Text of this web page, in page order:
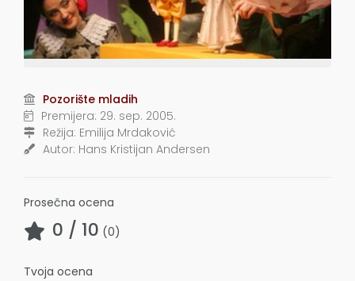
Pozorište mladih
Premijera: 29. sep. 2005.
Režija: Emilija Mrdaković
Autor: Hans Kristijan Andersen
Prosečna ocena
0 / 10 (0)
Tvoja ocena